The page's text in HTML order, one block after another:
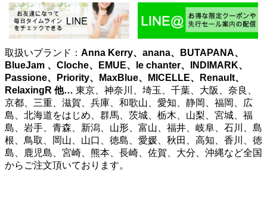
取扱いブランド： Anna Kerry、anana、BUTAPANA、
BlueJam 、Cloche、EMUE、le chanter、INDIMARK、
Passione、Priority、MaxBlue、MICELLE、Renault、
RelaxingR 他… 東京、神奈川、埼玉、千葉、大阪、奈良、
京都、三重、滋賀、兵庫、和歌山、愛知、静岡、福岡、広
島、北海道をはじめ、群馬、茨城、栃木、山梨、宮城、福
島、岩手、青森、新潟、山形、富山、福井、岐阜、石川、島
根、鳥取、岡山、山口、徳島、愛媛、秋田、高知、香川、徳
島、鹿児島、宮崎、熊本、長崎、佐賀、大分、沖縄など全国
からご注文頂いております。